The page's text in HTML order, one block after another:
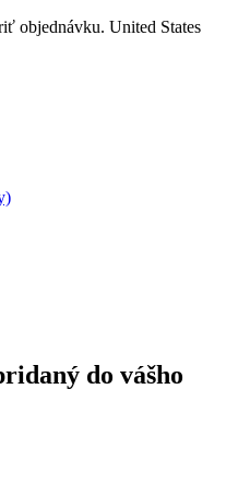
objednávku. United States
do vášho